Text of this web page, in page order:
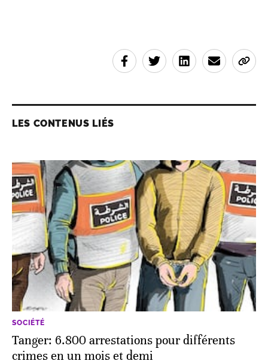
LES CONTENUS LIÉS
SOCIÉTÉ
Tanger: 6.800 arrestations pour différents
crimes en un mois et demi